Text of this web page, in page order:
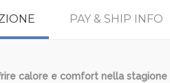
PAY & SHIP INFO
calore e comfort nella